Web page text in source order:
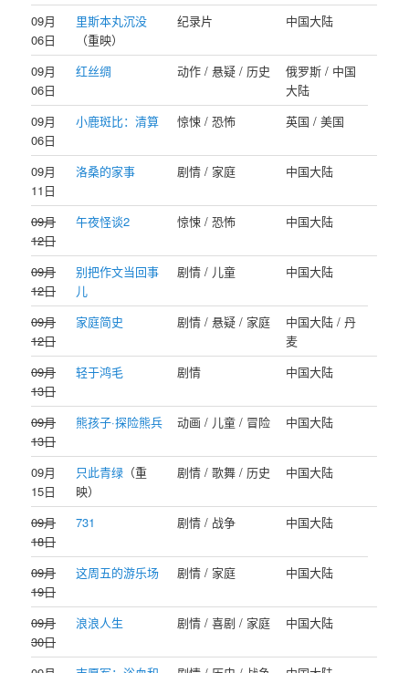
09月
06日
里斯本丸沉没
（重映）
纪录片 中国大陆
09月
06日
红丝绸 动作 / 悬疑 / 历史
俄罗斯 / 中国
大陆
09月
06日
小鹿斑比：清算 惊悚 / 恐怖 英国 / 美国
09月
11日
洛桑的家事 剧情 / 家庭 中国大陆
09月
12日
午夜怪谈2 惊悚 / 恐怖 中国大陆
09月
12日
别把作文当回事
儿
剧情 / 儿童 中国大陆
09月
12日
家庭简史 剧情 / 悬疑 / 家庭
中国大陆 / 丹
麦
09月
13日
轻于鸿毛 剧情 中国大陆
09月
13日
熊孩子·探险熊兵 动画 / 儿童 / 冒险 中国大陆
09月
15日
只此青绿 （重
映）
剧情 / 歌舞 / 历史 中国大陆
09月
18日
731 剧情 / 战争 中国大陆
09月
19日
这周五的游乐场 剧情 / 家庭 中国大陆
09月
30日
浪浪人生 剧情 / 喜剧 / 家庭 中国大陆